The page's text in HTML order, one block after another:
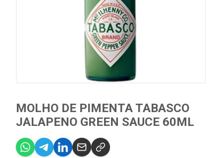
MOLHO DE PIMENTA TABASCO
JALAPENO GREEN SAUCE 60ML